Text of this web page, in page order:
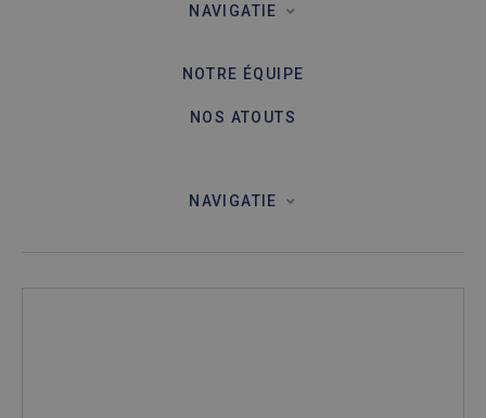
NAVIGATIE
NOTRE ÉQUIPE
NOS ATOUTS
NAVIGATIE